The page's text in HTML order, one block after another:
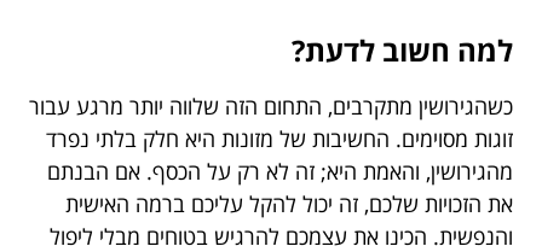
למה חשוב לדעת?
כשהגירושין מתקרבים, התחום הזה שלווה יותר מרגע עבור
זוגות מסוימים. החשיבות של מזונות היא חלק בלתי נפרד
מהגירושין, והאמת היא; זה לא רק על הכסף. אם הבנתם
את הזכויות שלכם, זה יכול להקל עליכם ברמה האישית
והנפשית. הכינו את עצמכם להרגיש בטוחים מבלי ליפול